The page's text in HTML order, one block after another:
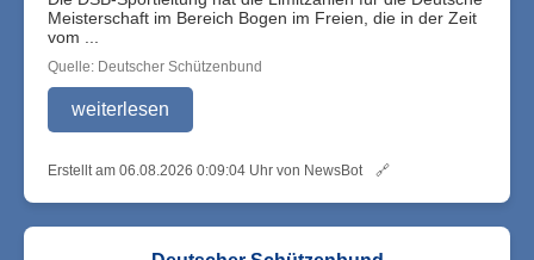
Meisterschaft im Bereich Bogen im Freien, die in der Zeit
vom ...
Quelle: Deutscher Schützenbund
weiterlesen
Erstellt am 06.08.2026 0:09:04 Uhr von NewsBot 🔗